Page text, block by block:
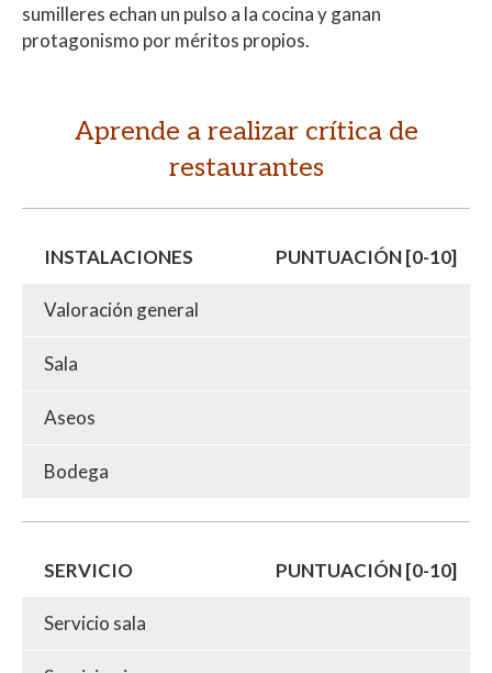
sumilleres echan un pulso a la cocina y ganan
protagonismo por méritos propios.
Aprende a realizar crítica de
restaurantes
INSTALACIONES PUNTUACIÓN [0-10]
Valoración general
Sala
Aseos
Bodega
SERVICIO PUNTUACIÓN [0-10]
Servicio sala